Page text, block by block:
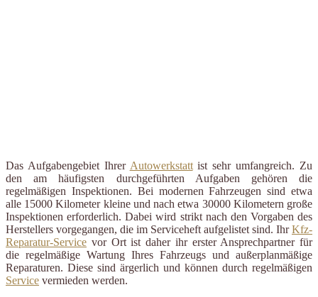
Das Aufgabengebiet Ihrer Autowerkstattist sehr umfangreich. Zu
den am häufigsten durchgeführten Aufgaben gehören die
regelmäßigen Inspektionen. Bei modernen Fahrzeugen sind etwa
alle 15000 Kilometer kleine und nach etwa 30000 Kilometern große
Inspektionen erforderlich. Dabei wird strikt nach den Vorgaben des
Herstellers vorgegangen, die im Serviceheft aufgelistet sind. IhrKfz-
Reparatur-Service vor Ort ist daher ihr erster Ansprechpartner für
die regelmäßige Wartung Ihres Fahrzeugs und außerplanmäßige
Reparaturen. Diese sind ärgerlich und können durch regelmäßigen
Service vermieden werden.